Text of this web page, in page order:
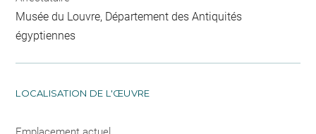
Musée du Louvre, Département des Antiquités
égyptiennes
LOCALISATION DE L'ŒUVRE